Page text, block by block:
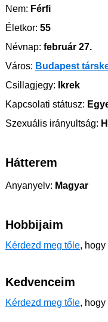
Nem: Férfi
Életkor: 55
Névnap: február 27.
Város: Budapest
Csillagjegy: Ikrek
Kapcsolati státusz:
Szexuális irányultság:
Hátterem
Anyanyelv: Magyar
Hobbijaim
Kérdezd meg tőle,
Kedvenceim
Kérdezd meg tőle, hogy